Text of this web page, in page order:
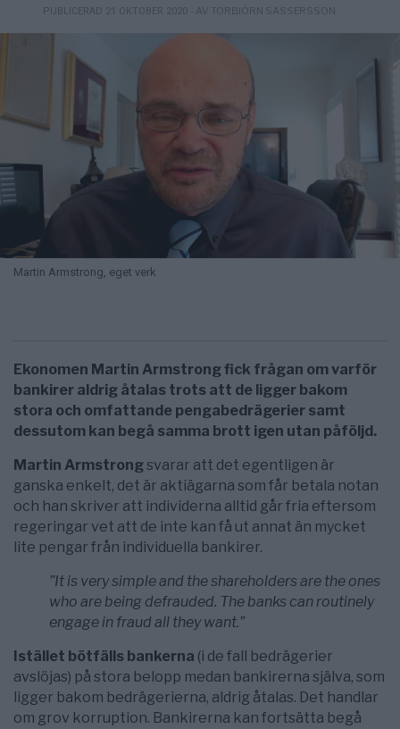
PUBLICERAD 21 OKTOBER 2020 - AV TORBJÖRN SASSERSSON
Martin Armstrong, eget verk
Ekonomen Martin Armstrong fick frågan om varför
bankirer aldrig åtalas trots att de ligger bakom
stora och omfattande pengabedrägerier samt
dessutom kan begå samma brott igen utan påföljd.
Martin Armstrongsvarar att det egentligen är
ganska enkelt, det är aktiägarna som får betala notan
och han skriver att individerna alltid går fria eftersom
regeringar vet att de inte kan få ut annat än mycket
lite pengar från individuella bankirer.
”It is very simple and the shareholders are the ones
who are being defrauded. The banks can routinely
engage in fraud all they want.”
Istället bötfälls bankerna (i de fall bedrägerier
avslöjas) på stora belopp medan bankirerna själva, som
ligger bakom bedrägerierna, aldrig åtalas. Det handlar
om grov korruption. Bankirerna kan fortsätta begå